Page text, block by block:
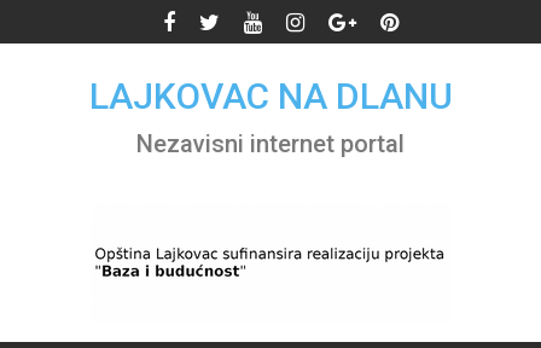
to
LAJKOVAC NA DLANU
Nezavisni internet portal